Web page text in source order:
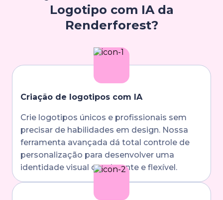
Logotipo com IA da
Renderforest?
Criação de logotipos com IA
Crie logotipos únicos e profissionais sem
precisar de habilidades em design. Nossa
ferramenta avançada dá total controle de
personalização para desenvolver uma
identidade visual consistente e flexível.